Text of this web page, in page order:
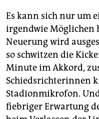
Es kann sich nur um
irgendwie Möglichen
Neuerung wird
so schwitzen die
Minute im Akkord,
Schiedsrichterinnen
Stadionmikrofon.
fiebriger Erwartung